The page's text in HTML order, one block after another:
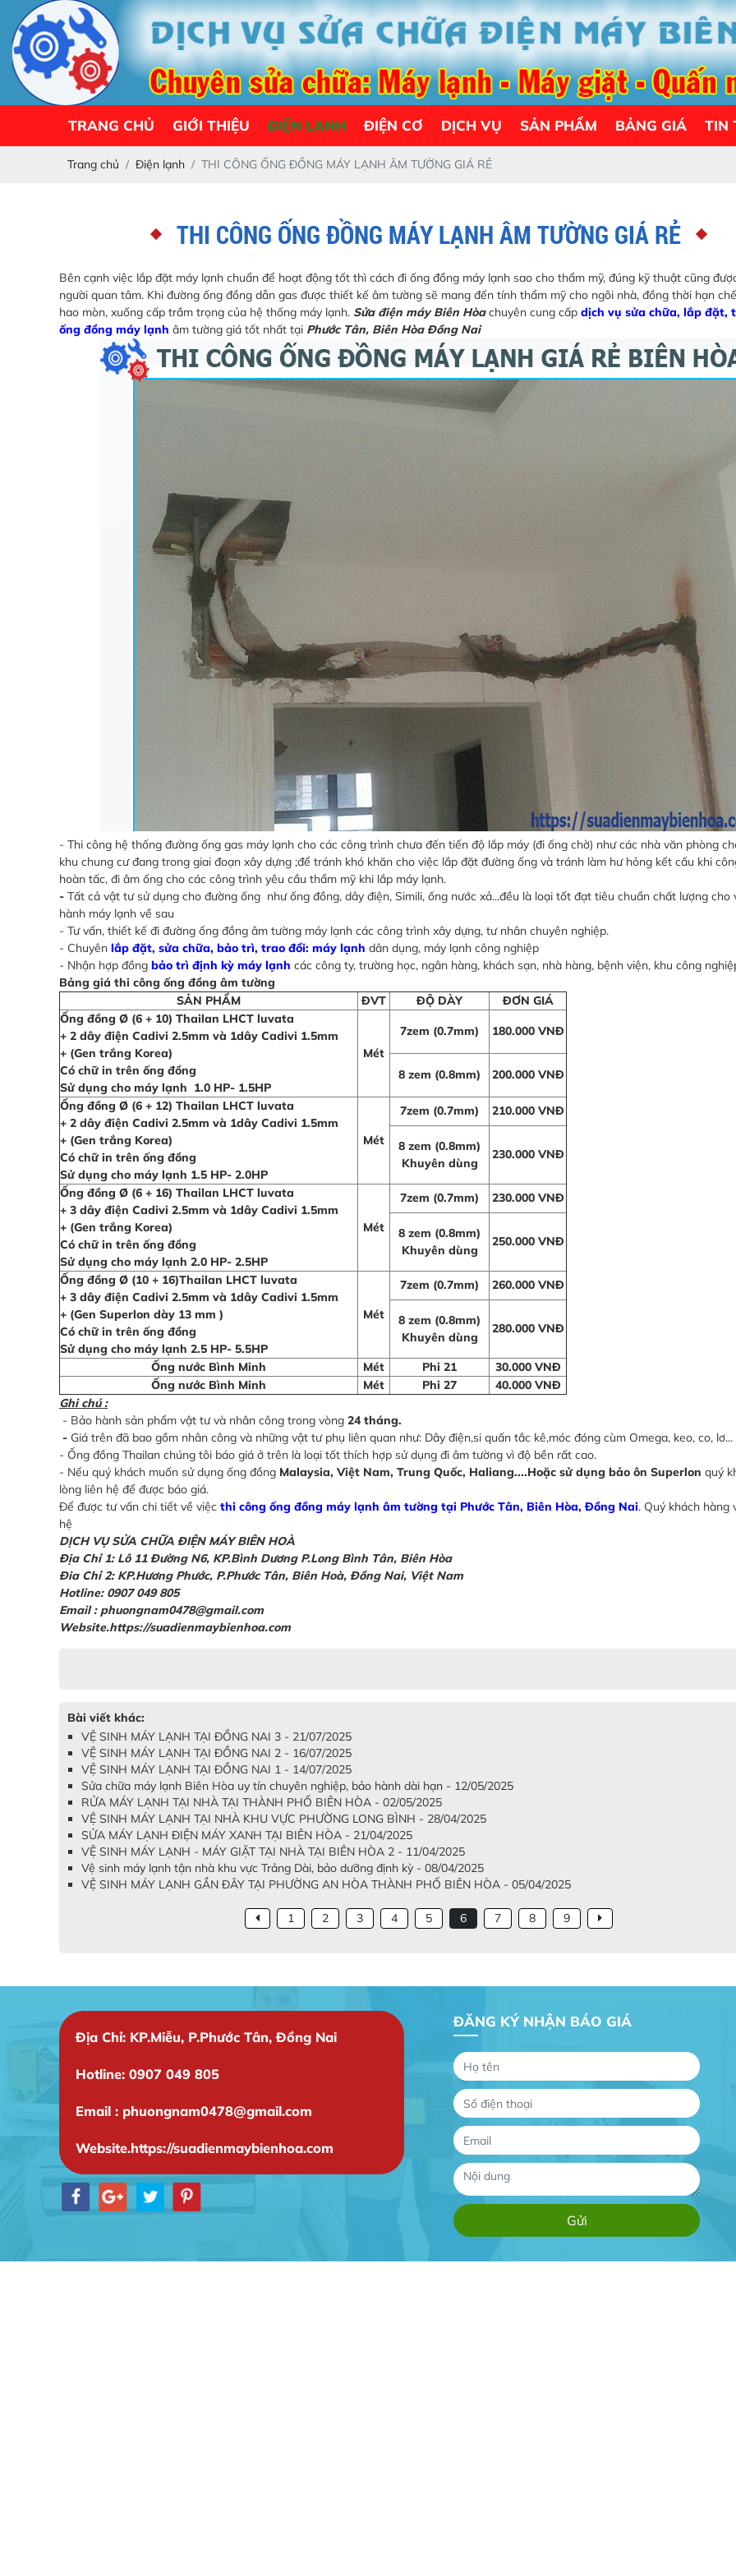
TRANG CHỦ GIỚI THIỆU ĐIỆN LẠNH ĐIỆN CƠ DỊCH VỤ SẢN PHẨM BẢNG GIÁ TIN
Trang chủ Điện lạnh THI CÔNG ỐNG ĐỒNG MÁY LẠNH ÂM TƯỜNG GIÁ RẺ
THI CÔNG ỐNG ĐỒNG MÁY LẠNH ÂM TƯỜNG GIÁ RẺ
Bên cạnh việc lắp đặt máy lạnh chuẩn để hoạt động tốt thì cách đi ống đồng máy lạnh sao cho thẩm mỹ, đúng kỹ thuật cũng
người quan tâm. Khi đường ống đồng dẫn gas được thiết kế âm tường sẽ mang đến tính thẩm mỹ cho ngôi nhà, đồng thời hạn
hao mòn, xuống cấp trầm trọng của hệ thống máy lạnh. Sửa điện máy Biên Hòachuyên cung cấp dịch vụ sửa chữa, lắp đặt,
ống đồng máy lạnh âm tường giá tốt nhất tại Phước Tân, Biên Hòa Đồng Nai
- Thi công hệ thống đường ống gas máy lạnh cho các công trình chưa đến tiến độ lắp máy (đi ống chờ) như các nhà văn phòng
khu chung cư đang trong giai đoạn xây dựng ;để tránh khó khăn cho việc lắp đặt đường ống và tránh làm hư hỏng kết cấu khi
hoàn tấc, đi âm ống cho các công trình yêu cầu thẩm mỹ khi lắp máy lạnh.
- Tất cả vật tư sử dụng cho đường ống như ống đồng, dây điện, Simili, ống nước xả...đều là loại tốt đạt tiêu chuẩn chất lượng cho
hành máy lạnh về sau
- Tư vấn, thiết kế đi đường ống đồng âm tường máy lạnh các công trình xây dựng, tư nhân chuyên nghiệp.
- Chuyên lắp đặt, sửa chữa, bảo trì, trao đổi: máy lạnh dân dụng, máy lạnh công nghiệp
- Nhận hợp đồng bảo trì định kỳ máy lạnh các công ty, trường học, ngân hàng, khách sạn, nhà hàng, bệnh viện, khu công
Bảng giá thi công ống đồng âm tường
SẢN PHẨM
ĐVT ĐỘ DÀY
ĐƠN GIÁ
Ống đồng Ø (6 + 10) Thailan LHCT luvata
+ 2 dây điện Cadivi 2.5mm và 1dây Cadivi 1.5mm
+ (Gen trắng Korea)
Có chữ in trên ống đồng
Sử dụng cho máy lạnh 1.0 HP- 1.5HP
Mét
7zem (0.7mm) 180.000 VNĐ
8 zem (0.8mm) 200.000 VNĐ
Ống đồng Ø (6 + 12) Thailan LHCT luvata
+ 2 dây điện Cadivi 2.5mm và 1dây Cadivi 1.5mm
+ (Gen trắng Korea)
Có chữ in trên ống đồng
Sử dụng cho máy lạnh 1.5 HP- 2.0HP
Mét
7zem (0.7mm) 210.000 VNĐ
8 zem (0.8mm)
Khuyên dùng
230.000 VNĐ
Ống đồng Ø (6 + 16) Thailan LHCT luvata
+ 3 dây điện Cadivi 2.5mm và 1dây Cadivi 1.5mm
+ (Gen trắng Korea)
Có chữ in trên ống đồng
Sử dụng cho máy lạnh 2.0 HP- 2.5HP
Mét
7zem (0.7mm) 230.000 VNĐ
8 zem (0.8mm)
Khuyên dùng
250.000 VNĐ
Ống đồng Ø (10 + 16)Thailan LHCT luvata
+ 3 dây điện Cadivi 2.5mm và 1dây Cadivi 1.5mm
+ (Gen Superlon dày 13 mm )
Có chữ in trên ống đồng
Sử dụng cho máy lạnh 2.5 HP- 5.5HP
Mét
7zem (0.7mm) 260.000 VNĐ
8 zem (0.8mm)
Khuyên dùng
280.000 VNĐ
Ống nước Bình Minh Mét Phi 21
30.000 VNĐ
Ống nước Bình Minh
Mét Phi 27
40.000 VNĐ
Ghi chú :
- Bảo hành sản phẩm vật tư và nhân công trong vòng 24 tháng.
- Giá trên đã bao gồm nhân công và những vật tư phụ liên quan như: Dây điện,si quấn tắc kê,móc đóng cùm Omega, keo, co, lơ...
- Ống đồng Thailan chúng tôi báo giá ở trên là loại tốt thích hợp sử dụng đi âm tường vì độ bền rất cao.
- Nếu quý khách muốn sử dụng ống đồng Malaysia, Việt Nam, Trung Quốc, Haliang....Hoặc sử dụng bảo ôn Superlon quý
lòng liên hệ để được báo giá.
Để được tư vấn chi tiết về việc thi công ống đồng máy lạnh âm tường tại Phước Tân, Biên Hòa, Đồng Nai. Quý khách hàng
hệ
DỊCH VỤ SỬA CHỮA ĐIỆN MÁY BIÊN HOÀ
Địa Chỉ 1: Lô 11 Đường N6, KP.Bình Dương P.Long Bình Tân, Biên Hòa
Đia Chỉ 2: KP.Hương Phước, P.Phước Tân, Biên Hoà, Đồng Nai, Việt Nam
Hotline: 0907 049 805
Email : phuongnam0478@gmail.com
Website.https://suadienmaybienhoa.com
Bài viết khác:
VỆ SINH MÁY LẠNH TẠI ĐỒNG NAI 3 - 21/07/2025
VỆ SINH MÁY LẠNH TẠI ĐỒNG NAI 2 - 16/07/2025
VỆ SINH MÁY LẠNH TẠI ĐỒNG NAI 1 - 14/07/2025
Sửa chữa máy lạnh Biên Hòa uy tín chuyên nghiệp, bảo hành dài hạn - 12/05/2025
RỬA MÁY LẠNH TẠI NHÀ TẠI THÀNH PHỐ BIÊN HÒA - 02/05/2025
VỆ SINH MÁY LẠNH TẠI NHÀ KHU VỰC PHƯỜNG LONG BÌNH - 28/04/2025
SỬA MÁY LẠNH ĐIỆN MÁY XANH TẠI BIÊN HÒA - 21/04/2025
VỆ SINH MÁY LẠNH - MÁY GIẶT TẠI NHÀ TẠI BIÊN HÒA 2 - 11/04/2025
Vệ sinh máy lạnh tận nhà khu vực Trảng Dài, bảo dưỡng định kỳ - 08/04/2025
VỆ SINH MÁY LẠNH GẦN ĐÂY TẠI PHƯỜNG AN HÒA THÀNH PHỐ BIÊN HÒA - 05/04/2025
1 2 3 4 5 6 7 8 9
Địa Chỉ: KP.Miễu, P.Phước Tân, Đồng Nai
Hotline: 0907 049 805
Email : phuongnam0478@gmail.com
Website.https://suadienmaybienhoa.com
ĐĂNG KÝ NHẬN BÁO GIÁ